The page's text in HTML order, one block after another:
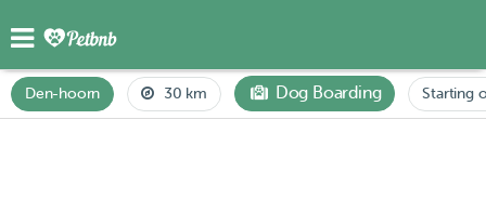
Den-hoorn 30 km Dog Boarding Starting